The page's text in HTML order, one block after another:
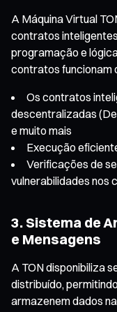
A Máquina Virtual
contratos
programação e
contratos funcionam
Os contratos
descentralizadas
e muito mais
Execução
Verificações de
vulnerabilidades nos
3. Sistema de
e Mensagens
A TON disponibiliza
distribuído,
armazenem dados